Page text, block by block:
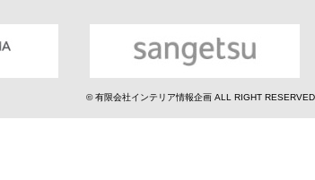
© 有限会社インテリア情報企画 ALL RIGHT RESERVED